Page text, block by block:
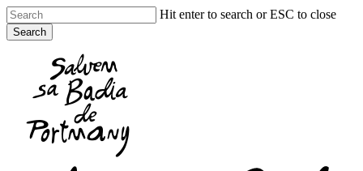
Skip
to
main
Hit enter to search or ESC to close
Search